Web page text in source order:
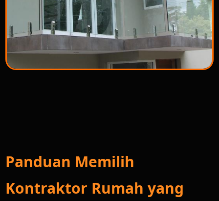
Panduan Memilih
Kontraktor Rumah yang